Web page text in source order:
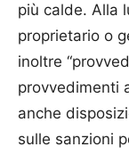
più calde. Alla
proprietario o
inoltre
provvedimenti
anche
sulle sanzioni